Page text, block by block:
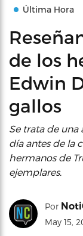
Última Hora
de los
Edwin
gallos
Se trata de una
día antes de la
hermanos de
ejemplares.
Por
May 15,